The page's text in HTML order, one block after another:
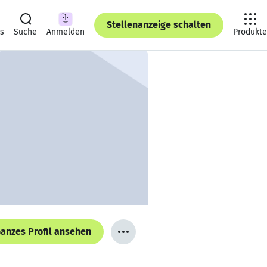
Suche Anmelden
Stellenanzeige schalten
Produkte
Profil ansehen